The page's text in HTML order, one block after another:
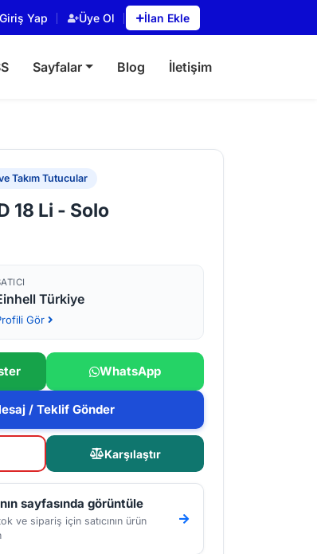
Giriş Yap Üye Ol İlan Ekle
Sayfalar Blog İletişim
Takım Tutucular
18 Li - Solo
Türkiye
Gör
WhatsApp
/ Teklif Gönder
Karşılaştır
sayfasında görüntüle
ve sipariş için satıcının ürün